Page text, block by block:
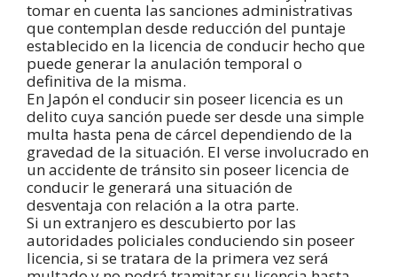
tomar en cuenta las sanciones administrativas
que contemplan desde reducción del puntaje
establecido en la licencia de conducir hecho que
puede generar la anulación temporal o
definitiva de la misma.
En Japón el conducir sin poseer licencia es un
delito cuya sanción puede ser desde una simple
multa hasta pena de cárcel dependiendo de la
gravedad de la situación. El verse involucrado en
un accidente de tránsito sin poseer licencia de
conducir le generará una situación de
desventaja con relación a la otra parte.
Si un extranjero es descubierto por las
autoridades policiales conduciendo sin poseer
licencia, si se tratara de la primera vez será